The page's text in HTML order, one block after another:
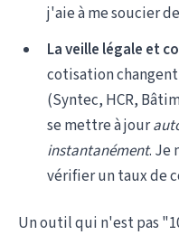
j'aie à me soucier
La veille légale et
cotisation
(Syntec, HCR,
se mettre à jour
instantanément. Je
vérifier un taux de
Un outil qui n'est pas